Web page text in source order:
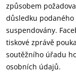
způsobem
důsledku
suspendovány.
tiskové zprávě
soutěžního úřadu
osobních údajů.